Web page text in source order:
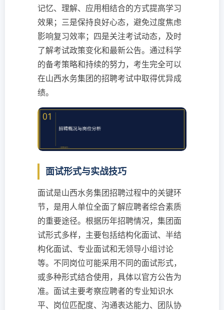
记忆、理解、应用相结合的方式提高学习
效果；三是保持良好心态，避免过度焦虑
影响复习效率；四是关注考试动态，及时
了解考试政策变化和最新公告。通过科学
的备考策略和持续的努力，考生完全可以
在山西水务集团的招聘考试中取得优异成
绩。
面试形式与实战技巧
面试是山西水务集团招聘过程中的关键环
节，是用人单位全面了解应聘者综合素质
的重要途径。根据历年招聘情况，集团面
试形式多样，主要包括结构化面试、半结
构化面试、专业面试和无领导小组讨论
等。不同岗位可能采用不同的面试形式，
或多种形式结合使用，具体以官方公告为
准。面试主要考察应聘者的专业知识水
平、岗位匹配度、沟通表达能力、团队协